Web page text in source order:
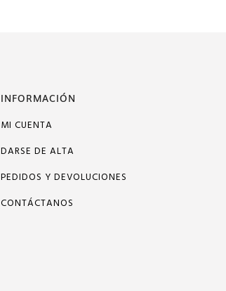
INFORMACIÓN
MI CUENTA
DARSE DE ALTA
PEDIDOS Y DEVOLUCIONES
CONTÁCTANOS